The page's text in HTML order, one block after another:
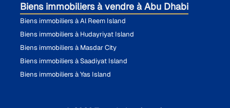
Biens immobiliers à vendre à Abu Dhabi
Biens immobiliers à Al Reem Island
Biens immobiliers à Hudayriyat Island
Biens immobiliers à Masdar City
Biens immobiliers à Saadiyat Island
Biens immobiliers à Yas Island